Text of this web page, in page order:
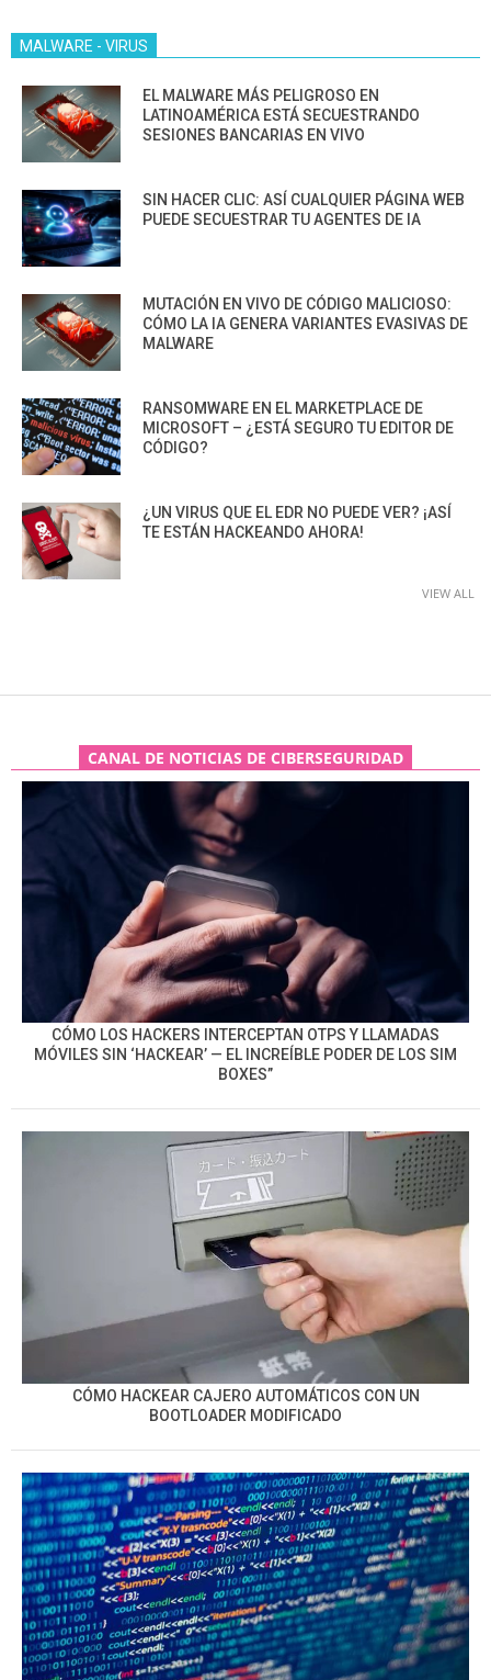
MALWARE - VIRUS
EL MALWARE MÁS PELIGROSO EN
LATINOAMÉRICA ESTÁ SECUESTRANDO
SESIONES BANCARIAS EN VIVO
SIN HACER CLIC: ASÍ CUALQUIER PÁGINA WEB
PUEDE SECUESTRAR TU AGENTES DE IA
MUTACIÓN EN VIVO DE CÓDIGO MALICIOSO:
CÓMO LA IA GENERA VARIANTES EVASIVAS DE
MALWARE
RANSOMWARE EN EL MARKETPLACE DE
MICROSOFT – ¿ESTÁ SEGURO TU EDITOR DE
CÓDIGO?
¿UN VIRUS QUE EL EDR NO PUEDE VER? ¡ASÍ
TE ESTÁN HACKEANDO AHORA!
VIEW ALL
CANAL DE NOTICIAS DE CIBERSEGURIDAD
CÓMO LOS HACKERS INTERCEPTAN OTPS Y LLAMADAS
MÓVILES SIN ‘HACKEAR’ — EL INCREÍBLE PODER DE LOS SIM
BOXES”
CÓMO HACKEAR CAJERO AUTOMÁTICOS CON UN
BOOTLOADER MODIFICADO